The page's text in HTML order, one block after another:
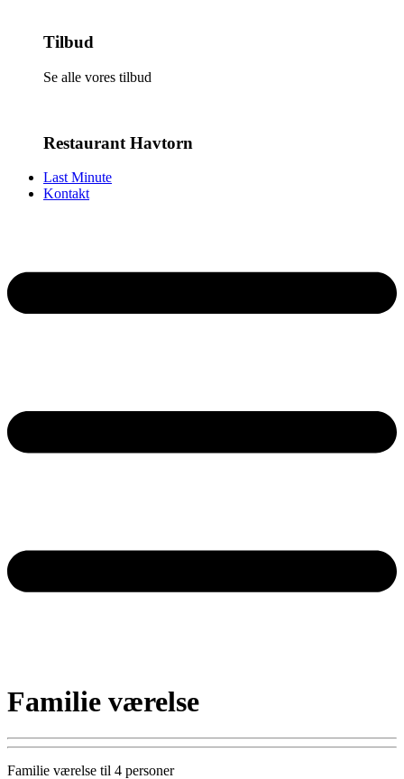
Tilbud
Se alle vores tilbud
Restaurant Havtorn
Last Minute
Kontakt
Familie værelse
Familie værelse til 4 personer